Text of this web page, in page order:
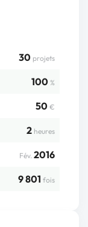
30 projets
100 %
50 €
2 heures
Fév. 2016
9 801 fois